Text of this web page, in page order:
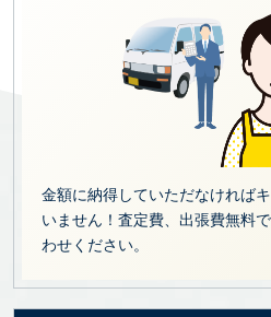
金額に納得していただなければ
いません！査定費、出張費無料
わせください。